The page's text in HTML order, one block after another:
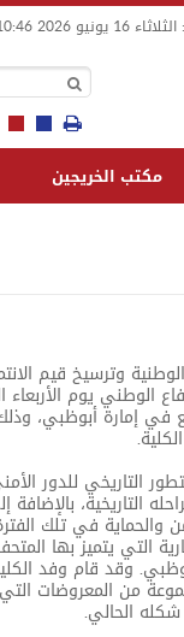
2026
مكتب الخريجين
وترسيخ قيم
في إمارة أبوظبي،
التاريخي للدور
التاريخية،
في تلك
التي يتميز بها
وقد قام وفد
من المعروضات
الحالي.